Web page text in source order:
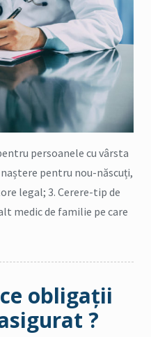
persoanele cu vârsta
pentru nou-născuți,
legal; 3. Cerere-tip de
medic de familie pe care
obligaţii
?